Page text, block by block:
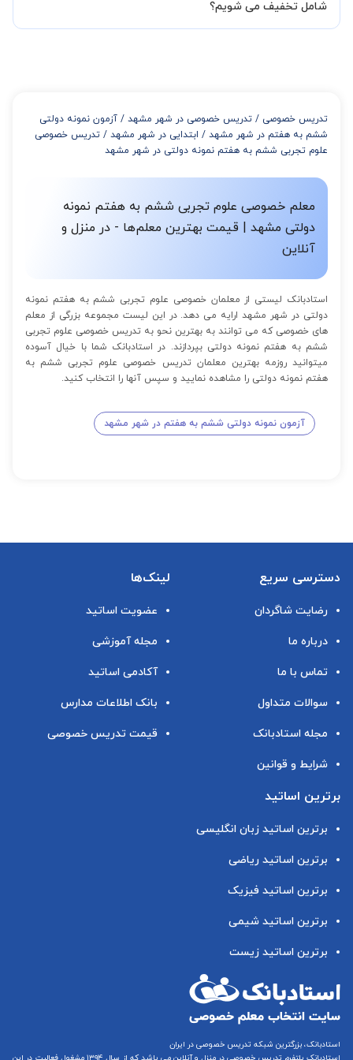
شود تا با توجه به سطح شما و خواسته شما مدرس اعلام کنند که تقریبا
شامل تخفیف می شویم؟
از 12 تا 15 جلسه: 7% تخفیف
از 16 تا 100 جلسه: 9% تخفیف
تدریس خصوصی / تدریس خصوصی در شهر مشهد / آزمون نمونه دولتی
ششم به هفتم در شهر مشهد / ابتدایی در شهر مشهد / تدریس خصوصی
علوم تجربی ششم به هفتم نمونه دولتی در شهر مشهد
معلم خصوصی علوم تجربی ششم به هفتم نمونه
دولتی مشهد | قیمت بهترین معلم‌ها - در منزل و
آنلاین
استادبانک لیستی از معلمان خصوصی علوم تجربی ششم به هفتم نمونه
دولتی در شهر مشهد ارایه می دهد. در این لیست مجموعه بزرگی از معلم
های خصوصی که می توانند به بهترین نحو به تدریس خصوصی علوم تجربی
ششم به هفتم نمونه دولتی بپردازند. در استادبانک شما با خیال آسوده
میتوانید روزمه بهترین معلمان تدریس خصوصی علوم تجربی ششم به
هفتم نمونه دولتی را مشاهده نمایید و سپس آنها را انتخاب کنید.
آزمون نمونه دولتی ششم به هفتم در شهر مشهد
دسترسی سریع
رضایت شاگردان
درباره ما
تماس با ما
سوالات متداول
مجله استادبانک
شرایط و قوانین
لینک‌ها
عضویت اساتید
مجله آموزشی
آکادمی اساتید
بانک اطلاعات مدارس
قیمت تدریس خصوصی
برترین اساتید
برترین اساتید زبان انگلیسی
برترین اساتید ریاضی
برترین اساتید فیزیک
برترین اساتید شیمی
برترین اساتید زیست
استادبانک، بزرگترین شبکه تدریس خصوصی در ایران